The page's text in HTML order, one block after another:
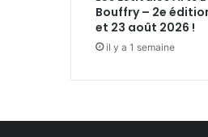
Bouffry – 2e
et 23 août 2026 !
il y a 1 semaine